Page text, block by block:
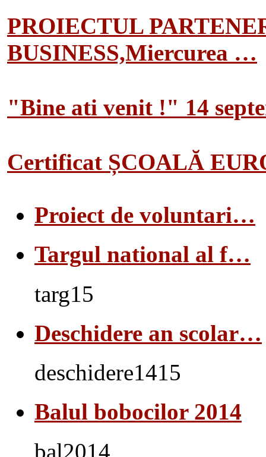
PROIECTUL
BUSINESS,Miercurea …
"Bine ati venit !" 14
Certificat ȘCOALĂ
Proiect de voluntari…
Targul national al f…
targ15
Deschidere an scolar…
deschidere1415
Balul bobocilor 2014
bal2014